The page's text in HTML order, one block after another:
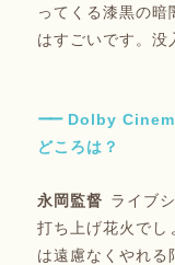
ってくる漆黒の暗
はすごいです。没
Dolby
どころは？
ライブ
打ち上げ花火でし
は遠慮なくやれる